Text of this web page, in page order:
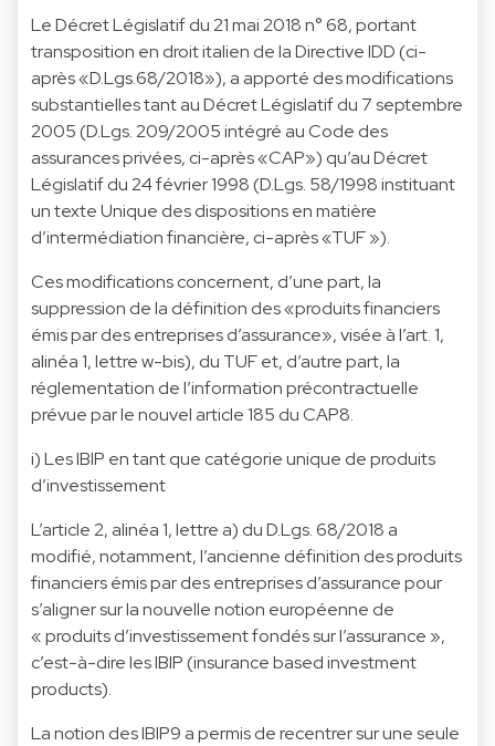
Le Décret Législatif du 21 mai 2018 n° 68, portant
transposition en droit italien de la Directive IDD (ci-
après «D.Lgs.68/2018»), a apporté des modifications
substantielles tant au Décret Législatif du 7 septembre
2005 (D.Lgs. 209/2005 intégré au Code des
assurances privées, ci-après «CAP») qu’au Décret
Législatif du 24 février 1998 (D.Lgs. 58/1998 instituant
un texte Unique des dispositions en matière
d’intermédiation financière, ci-après «TUF »).
Ces modifications concernent, d’une part, la
suppression de la définition des «produits financiers
émis par des entreprises d’assurance», visée à l’art. 1,
alinéa 1, lettre w-bis), du TUF et, d’autre part, la
réglementation de l’information précontractuelle
prévue par le nouvel article 185 du CAP8.
i) Les IBIP en tant que catégorie unique de produits
d’investissement
L’article 2, alinéa 1, lettre a) du D.Lgs. 68/2018 a
modifié, notamment, l’ancienne définition des produits
financiers émis par des entreprises d’assurance pour
s’aligner sur la nouvelle notion européenne de
« produits d’investissement fondés sur l’assurance »,
c’est-à-dire les IBIP (insurance based investment
products).
La notion des IBIP9 a permis de recentrer sur une seule